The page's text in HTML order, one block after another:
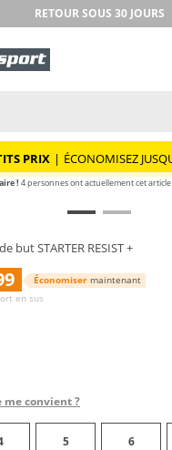
RETOUR SOUS 30 JOURS
PRIX | ÉCONOMISEZ
! 4 personnes ont actuellement cet
but STARTER RESIST +
Économiser maintenant
en sus
convient ?
5 6